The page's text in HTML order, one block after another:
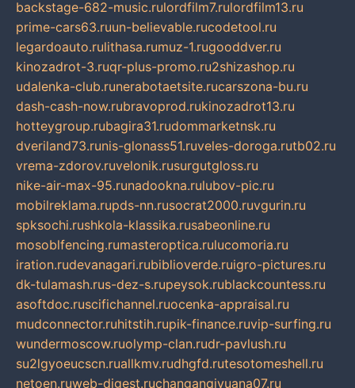
backstage-682-music.rulordfilm7.rulordfilm13.ru
prime-cars63.ruun-believable.rucodetool.ru
legardoauto.rulithasa.rumuz-1.rugooddver.ru
kinozadrot-3.ruqr-plus-promo.ru2shizashop.ru
udalenka-club.runerabotaetsite.rucarszona-bu.ru
dash-cash-now.rubravoprod.rukinozadrot13.ru
hotteygroup.rubagira31.rudommarketnsk.ru
dveriland73.runis-glonass51.ruveles-doroga.rutb02.ru
vrema-zdorov.ruvelonik.rusurgutgloss.ru
nike-air-max-95.runadookna.rulubov-pic.ru
mobilreklama.rupds-nn.rusocrat2000.ruvgurin.ru
spksochi.rushkola-klassika.rusabeonline.ru
mosoblfencing.rumasteroptica.rulucomoria.ru
iration.rudevanagari.rubiblioverde.ruigro-pictures.ru
dk-tulamash.rus-dez-s.rupeysok.rublackcountess.ru
asoftdoc.ruscifichannel.ruocenka-appraisal.ru
mudconnector.ruhitstih.rupik-finance.ruvip-surfing.ru
wundermoscow.ruolymp-clan.rudr-pavlush.ru
su2lgyoeucscn.ruallkmv.rudhgfd.rutesotomeshell.ru
netoen.ruweb-digest.ruchanganqiyuana07.ru